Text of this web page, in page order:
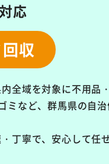
応
収
全域を対象に不用品
ミなど、群馬県の自
丁寧で、安心して任